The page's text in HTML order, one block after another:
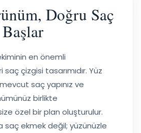
Doğru Saç
en önemli
çizgisi tasarımıdır. Yüz
mevcut saç yapınız ve
birlikte
özel bir plan oluşturulur.
saç ekmek değil; yüzünüzle